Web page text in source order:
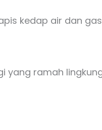
kedap air dan
ramah